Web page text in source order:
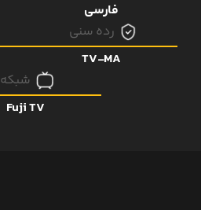
فارسی
رده سنی
TV-MA
شبکه
Fuji TV